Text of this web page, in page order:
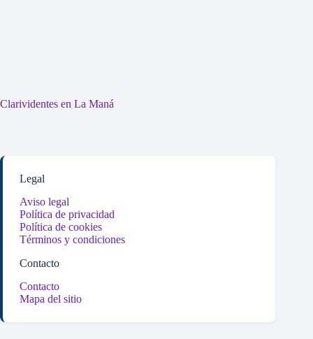
Clarividentes en La Maná
Legal
Aviso legal
Política de privacidad
Política de cookies
Términos y condiciones
Contacto
Contacto
Mapa del sitio